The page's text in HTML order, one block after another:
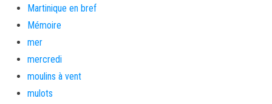
Martinique en bref
Mémoire
mer
mercredi
moulins à vent
mulots